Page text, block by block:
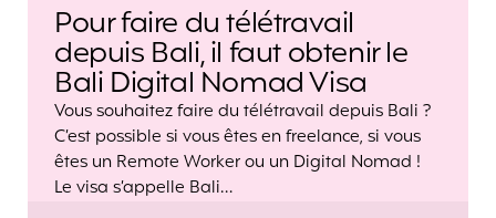
Pour faire du télétravail
depuis Bali, il faut obtenir le
Bali Digital Nomad Visa
Vous souhaitez faire du télétravail depuis Bali ?
C’est possible si vous êtes en freelance, si vous
êtes un Remote Worker ou un Digital Nomad !
Le visa s’appelle Bali…